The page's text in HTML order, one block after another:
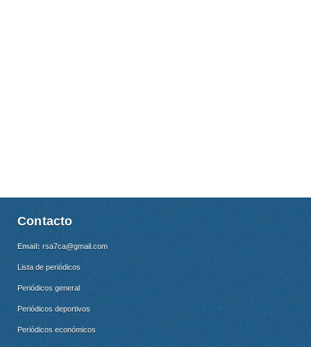
Contacto
Email: rsa7ca@gmail.com
Lista de periódicos
Periódicos general
Periódicos deportivos
Periódicos económicos